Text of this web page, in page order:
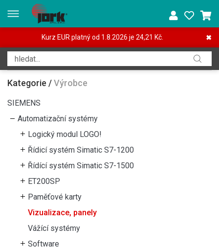
✖
Kurz EUR platný od 1.8.2026 je 24,21 Kč.
Kategorie /Výrobce
SIEMENS
Automatizační systémy
Logický modul LOGO!
Řídicí systém Simatic S7-1200
Řídící systém Simatic S7-1500
ET200SP
Paměťové karty
Vizualizace, panely
Vážící systémy
Software